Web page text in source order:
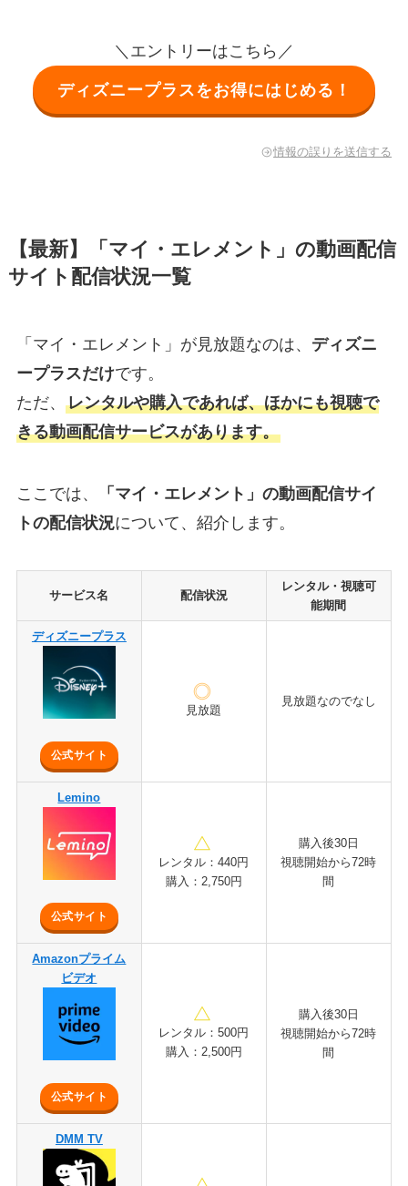
＼エントリーはこちら／
ディズニープラスをお得にはじめる！
情報の誤りを送信する
【最新】「マイ・エレメント」の動画配信
サイト配信状況一覧
「マイ・エレメント」が見放題なのは、 ディズニ
ープラスだけです。
ただ、 レンタルや購入であれば、ほかにも視聴で
きる動画配信サービスがあります。
ここでは、
「マイ・エレメント」の動画配信サイ
トの配信状況について、紹介します。
サービス名 配信状況
レンタル・視聴可
能期間
ディズニープラス
公式サイト
見放題
見放題なのでなし
Lemino
公式サイト
レンタル：440円
購入：2,750円
購入後30日
視聴開始から72時
間
Amazonプライム
ビデオ
公式サイト
レンタル：500円
購入：2,500円
購入後30日
視聴開始から72時
間
DMM TV